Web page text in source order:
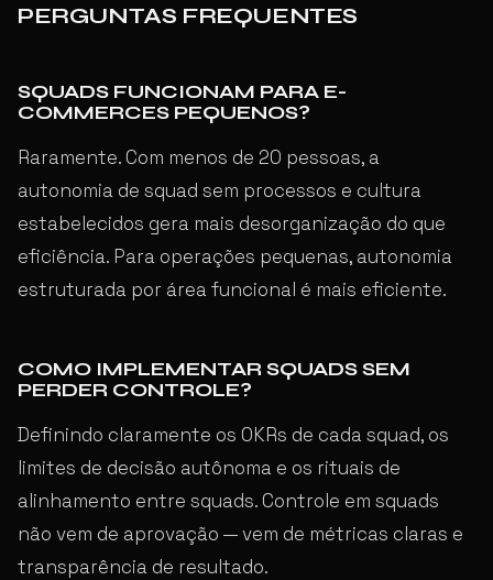
PERGUNTAS FREQUENTES
SQUADS FUNCIONAM PARA E-
COMMERCES PEQUENOS?
Raramente. Com menos de 20 pessoas, a
autonomia de squad sem processos e cultura
estabelecidos gera mais desorganização do que
eficiência. Para operações pequenas, autonomia
estruturada por área funcional é mais eficiente.
COMO IMPLEMENTAR SQUADS SEM
PERDER CONTROLE?
Definindo claramente os OKRs de cada squad, os
limites de decisão autônoma e os rituais de
alinhamento entre squads. Controle em squads
não vem de aprovação — vem de métricas claras e
transparência de resultado.